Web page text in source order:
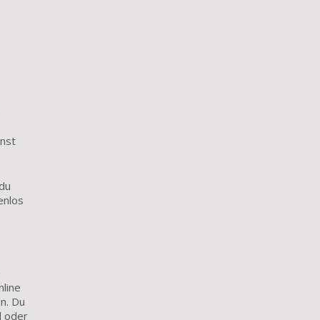
Du
oder